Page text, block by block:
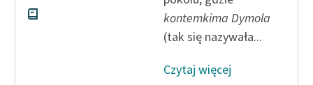
Popularyzacja
skandynawskiej literatury
kontemkima Dymola
(tak się nazywała...
Czytaj więcej